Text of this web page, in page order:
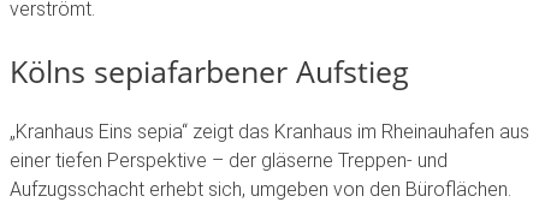
verströmt.
Kölns sepiafarbener Aufstieg
„Kranhaus Eins sepia“ zeigt das Kranhaus im Rheinauhafen aus
einer tiefen Perspektive – der gläserne Treppen- und
Aufzugsschacht erhebt sich, umgeben von den Büroflächen.